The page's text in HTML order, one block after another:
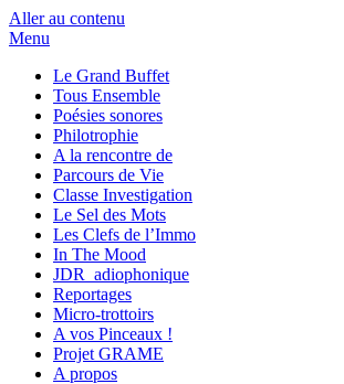
Aller au contenu
Menu
Le Grand Buffet
Tous Ensemble
Poésies sonores
Philotrophie
A la rencontre de
Parcours de Vie
Classe Investigation
Le Sel des Mots
Les Clefs de l’Immo
In The Mood
JDR_adiophonique
Reportages
Micro-trottoirs
A vos Pinceaux !
Projet GRAME
A propos